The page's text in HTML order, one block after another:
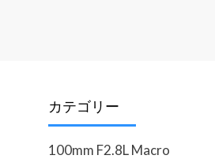
カテゴリー
100mm F2.8L Macro